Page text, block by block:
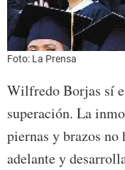
Foto: La Prensa
Wilfredo Borjas sí
superación. La
piernas y brazos no
adelante y